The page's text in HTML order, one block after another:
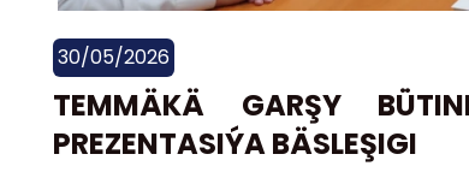
30/05/2026
TEMMÄKÄ GARŞY
PREZENTASIÝA BÄSLEŞIGI